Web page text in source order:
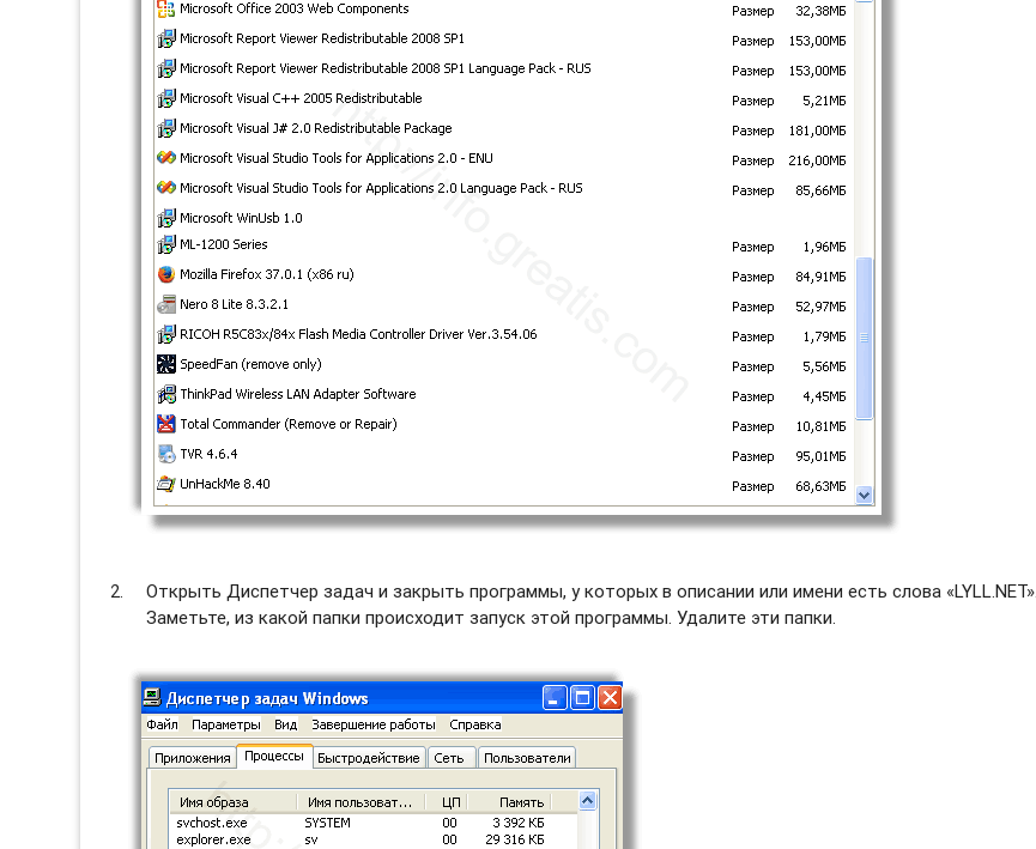
Открыть Диспетчер задач и закрыть программы, у которых в описании или имени есть слова «LYLL.NET».
Заметьте, из какой папки происходит запуск этой программы. Удалите эти папки.